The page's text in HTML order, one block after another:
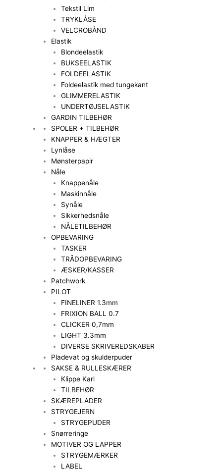
Tekstil Lim
TRYKLÅSE
VELCROBÅND
Elastik
Blondeelastik
BUKSEELASTIK
FOLDEELASTIK
Foldeelastik med tungekant
GLIMMERELASTIK
UNDERTØJSELASTIK
GARDIN TILBEHØR
SPOLER + TILBEHØR
KNAPPER & HÆGTER
Lynlåse
Mønsterpapir
Nåle
Knappenåle
Maskinnåle
Synåle
Sikkerhedsnåle
NÅLETILBEHØR
OPBEVARING
TASKER
TRÅDOPBEVARING
ÆSKER/KASSER
Patchwork
PILOT
FINELINER 1.3mm
FRIXION BALL 0.7
CLICKER 0,7mm
LIGHT 3.3mm
DIVERSE SKRIVEREDSKABER
Pladevat og skulderpuder
SAKSE & RULLESKÆRER
Klippe Karl
TILBEHØR
SKÆREPLADER
STRYGEJERN
STRYGEPUDER
Snørreringe
MOTIVER OG LAPPER
STRYGEMÆRKER
LABEL